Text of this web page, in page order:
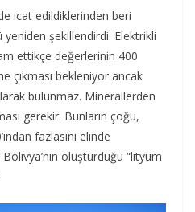
icat edildiklerinden beri
şekillendirdi. Elektrikli
ettikçe değerlerinin 400
çıkması bekleniyor ancak
bulunmaz. Minerallerden
gerekir. Bunların çoğu,
fazlasını elinde
oluşturduğu “lityum